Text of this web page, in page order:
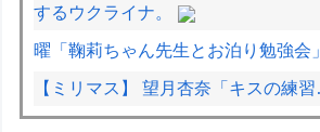
するウクライナ。
曜「鞠莉ちゃん先生とお泊り勉強会」
【ミリマス】 望月杏奈「キスの練